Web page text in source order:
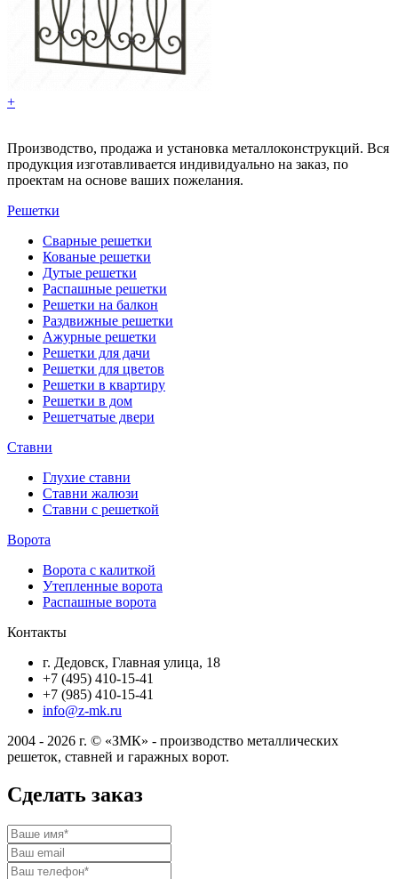
+
Производство, продажа и установка металлоконструкций. Вся
продукция изготавливается индивидуально на заказ, по
проектам на основе ваших пожелания.
Решетки
Сварные решетки
Кованые решетки
Дутые решетки
Распашные решетки
Решетки на балкон
Раздвижные решетки
Ажурные решетки
Решетки для дачи
Решетки для цветов
Решетки в квартиру
Решетки в дом
Решетчатые двери
Ставни
Глухие ставни
Ставни жалюзи
Ставни с решеткой
Ворота
Ворота с калиткой
Утепленные ворота
Распашные ворота
Контакты
г. Дедовск, Главная улица, 18
+7 (495) 410-15-41
+7 (985) 410-15-41
info@z-mk.ru
2004 - 2026 г. © «ЗМК» - производство металлических
решеток, ставней и гаражных ворот.
Сделать заказ